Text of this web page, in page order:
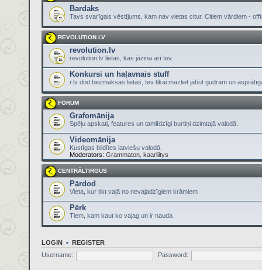
Bardaks
Tavs svarīgais vēstījums, kam nav vietas citur. Citiem vārdiem -
REVOLUTION.LV
revolution.lv
revolution.lv lietas, kas jāzina arī tev.
Konkursi un haļavnais stuff
r.lv dod bezmaksas lietas, tev tikai mazliet jābūt gudram un
FORUM
Grafomānija
Spēļu apskati, features un tamlīdzīgi burtiņi dzimtajā valodā.
Videomānija
Kustīgas bildītes latviešu valodā.
Moderators: Grammaton kaarliitys
CENTRĀLTIRGUS
Pārdod
Vieta, kur tikt vaļā no nevajadzīgiem krāmiem
Pērk
Tiem, kam kaut ko vajag un ir nauda
LOGIN • REGISTER
Username:
Password: